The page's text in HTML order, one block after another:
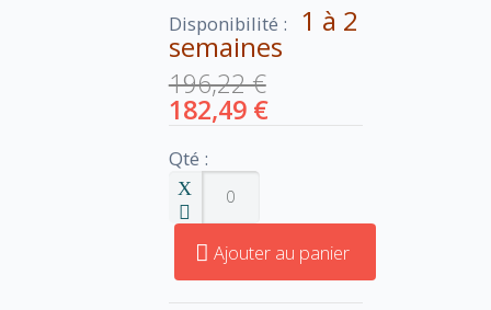
Disponibilité : 1 à 2
semaines
196,22 €
182,49 €
Qté :
Ajouter au panier